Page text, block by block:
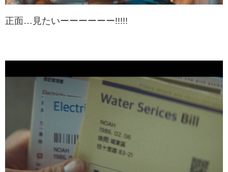
正面…見たいーーーーーー!!!!!